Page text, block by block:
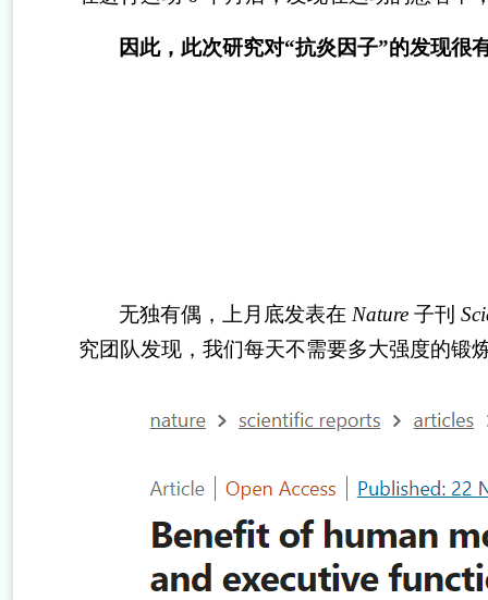
因此，此次研究对“抗炎因子”的发现很
无独有偶，上月底发表在 Nature 子刊
究团队发现，我们每天不需要多大强度的锻